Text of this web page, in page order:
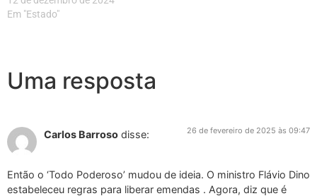
Em "Estado"
Uma resposta
Carlos Barroso disse: 26 de fevereiro de 2025 às 09:47
Então o ‘Todo Poderoso’ mudou de ideia. O ministro Flávio Dino
estabeleceu regras para liberar emendas . Agora, diz que é